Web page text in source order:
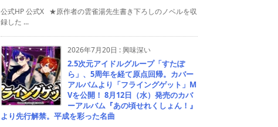
公式HP 公式X ★原作者の雲雀湯先生書き下ろしのノベルを収
録した ...
2026年7月20日 :興味深い
2.5次元アイドルグループ「すたぽ
ら」、5周年を経て原点回帰。カバー
アルバムより「フライングゲット」M
Vを公開！ 8月12日（水）発売のカバ
ーアルバム『あの頃せれくしょん！』
より先行解禁。平成を彩った名曲